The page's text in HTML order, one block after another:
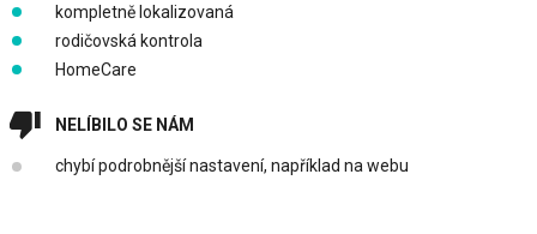
kompletně lokalizovaná
rodičovská kontrola
HomeCare
NELÍBILO SE NÁM
chybí podrobnější nastavení, například na webu